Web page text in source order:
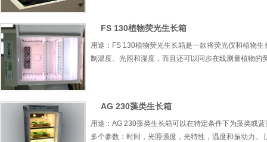
FS 130植物荧光生长箱
用途：FS 130植物荧光生长箱是一款将荧光仪和植物
制温度、光照和湿度，而且还可以同步在线测量植物的
AG 230藻类生长箱
用途：AG 230藻类生长箱可以在特定条件下为藻类或
多个参数：时间，光照强度，光特性，温度和振动力。